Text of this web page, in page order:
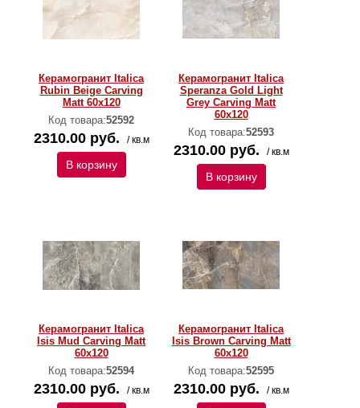
Керамогранит Italica
Rubin Beige Carving
Matt 60x120
Код товара:52592
2310.00 руб. / кв.м
В корзину
Керамогранит Italica
Speranza Gold Light
Grey Carving Matt
60x120
Код товара:52593
2310.00 руб. / кв.м
В корзину
Керамогранит Italica
Isis Mud Carving Matt
60x120
Код товара:52594
2310.00 руб. / кв.м
Керамогранит Italica
Isis Brown Carving Matt
60x120
Код товара:52595
2310.00 руб. / кв.м